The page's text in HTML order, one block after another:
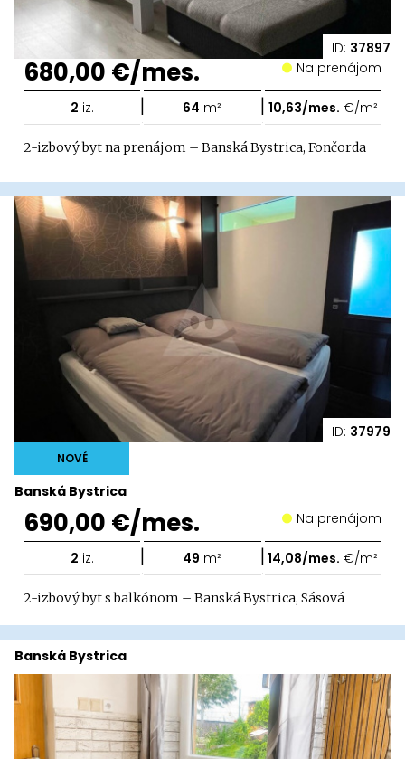
ID: 37897
680,00 €/mes. Na prenájom
2 iz. | 64 m² | 10,63/mes. €/m²
2-izbový byt na prenájom – Banská Bystrica, Fončorda
ID: 37979
Banská Bystrica
NOVÉ
690,00 €/mes. Na prenájom
2 iz. | 49 m² | 14,08/mes. €/m²
2-izbový byt s balkónom – Banská Bystrica, Sásová
Banská Bystrica